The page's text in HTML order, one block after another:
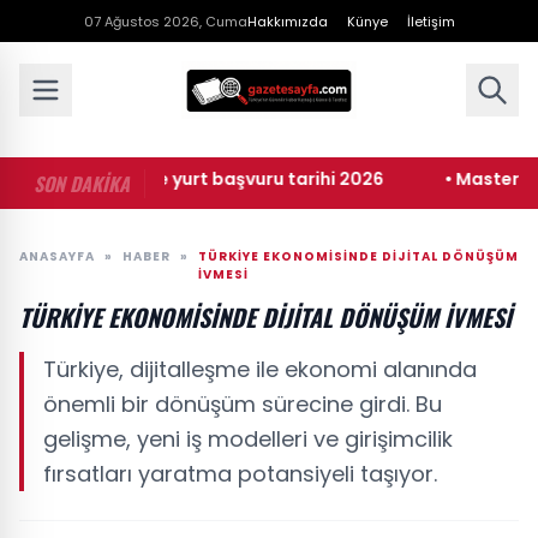
07 Ağustos 2026, CumaHakkımızda Künye İletişim
SON DAKİKA
• KYK burs ve yurt başvuru tarihi 2026 • Masterchef
ANASAYFA » HABER »
TÜRKIYE EKONOMISINDE DIJITAL DÖNÜŞÜM
İVMESI
TÜRKIYE EKONOMISINDE DIJITAL DÖNÜŞÜM İVMESI
Türkiye, dijitalleşme ile ekonomi alanında
önemli bir dönüşüm sürecine girdi. Bu
gelişme, yeni iş modelleri ve girişimcilik
fırsatları yaratma potansiyeli taşıyor.